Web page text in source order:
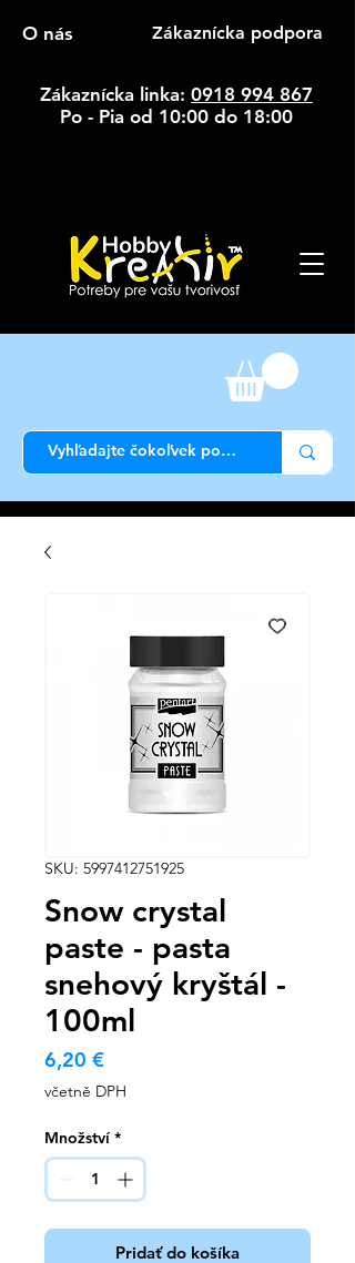
O nás Zákaznícka podpora
Zákaznícka linka: 0918 994 867
Po - Pia od 10:00 do 18:00
SKU: 5997412751925
Snow crystal
paste - pasta
snehový kryštál -
100ml
6,20 €Cena
včetně DPH
Množství *
Pridať do košíka